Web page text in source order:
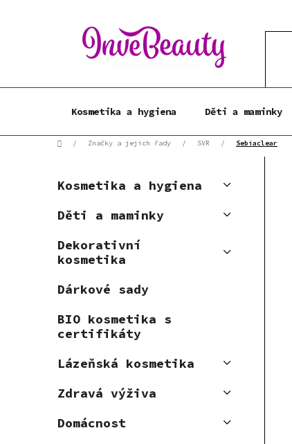
Kosmetika a hygiena Děti a maminky
Domů/ Značky a jejich řady / SVR / Sebiaclear
o
t
r
a
n
p
a
n
l
Přeskočit
kategorie
K
a
t
e
g
o
r
i
e
Kosmetika a hygiena
Děti a maminky
Dekorativní
kosmetika
Dárkové sady
BIO kosmetika s
certifikáty
Lázeňská kosmetika
Zdravá výživa
Domácnost